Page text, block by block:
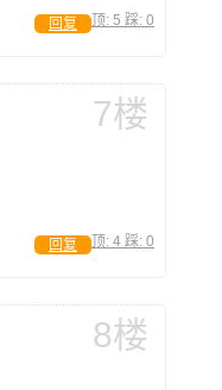
顶: 5 踩: 0
回复
7楼
顶: 4 踩: 0
回复
8楼